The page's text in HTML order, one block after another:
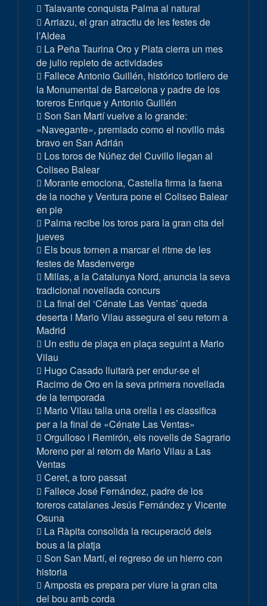
Talavante conquista Palma al natural
Arriazu, el gran atractiu de les festes de
l’Aldea
La Peña Taurina Oro y Plata cierra un mes
de julio repleto de actividades
Fallece Antonio Guillén, histórico torilero de
la Monumental de Barcelona y padre de los
toreros Enrique y Antonio Guillén
Son San Martí vuelve a lo grande:
«Navegante», premiado como el novillo más
bravo en San Adrián
Los toros de Núñez del Cuvillo llegan al
Coliseo Balear
Morante emociona, Castella firma la faena
de la noche y Ventura pone el Coliseo Balear
en pie
Palma recibe los toros para la gran cita del
jueves
Els bous tornen a marcar el ritme de les
festes de Masdenverge
Millas, a la Catalunya Nord, anuncia la seva
tradicional novellada concurs
La final del ‘Cénate Las Ventas’ queda
deserta i Mario Vilau assegura el seu retorn a
Madrid
Un estiu de plaça en plaça seguint a Mario
Vilau
Hugo Casado lluitarà per endur-se el
Racimo de Oro en la seva primera novellada
de la temporada
Mario Vilau talla una orella i es classifica
per a la final de «Cénate Las Ventas»
Orgulloso i Remirón, els novells de Sagrario
Moreno per al retorn de Mario Vilau a Las
Ventas
Ceret, a toro passat
Fallece José Fernández, padre de los
toreros catalanes Jesús Fernández y Vicente
Osuna
La Ràpita consolida la recuperació dels
bous a la platja
Son San Martí, el regreso de un hierro con
historia
Amposta es prepara per viure la gran cita
del bou amb corda